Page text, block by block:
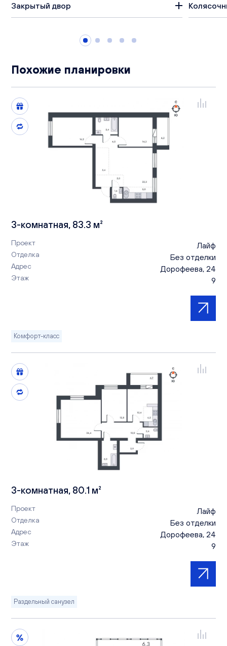
Закрытый двор
Похожие планировки
3-комнатная, 83.3 м²
Проект Лайф
Отделка Без отделки
Адрес Дорофеева, 24
Этаж 9
Комфорт-класс
3-комнатная, 80.1 м²
Проект Лайф
Отделка Без отделки
Адрес Дорофеева, 24
Этаж 9
Раздельный санузел